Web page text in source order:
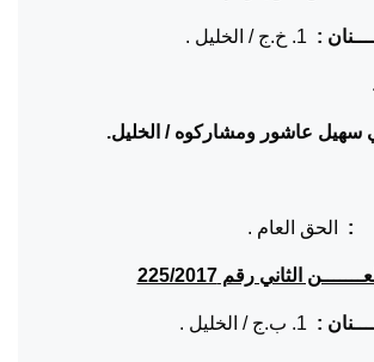
:
سهيل عاشور ومشاركوه / الخليل.
: الحق العام .
الثاني رقم 225/2017
: